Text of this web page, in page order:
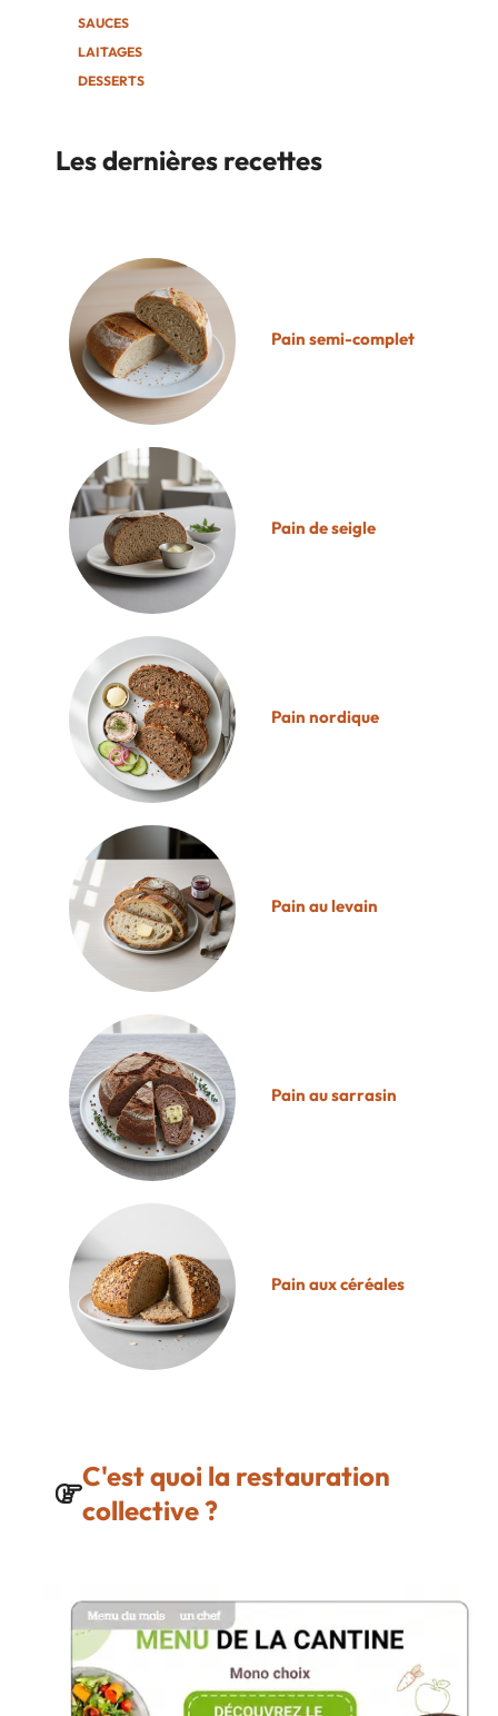
SAUCES
LAITAGES
DESSERTS
Les dernières recettes
Pain semi-complet
Pain de seigle
Pain nordique
Pain au levain
Pain au sarrasin
Pain aux céréales
C'est quoi la restauration
collective ?